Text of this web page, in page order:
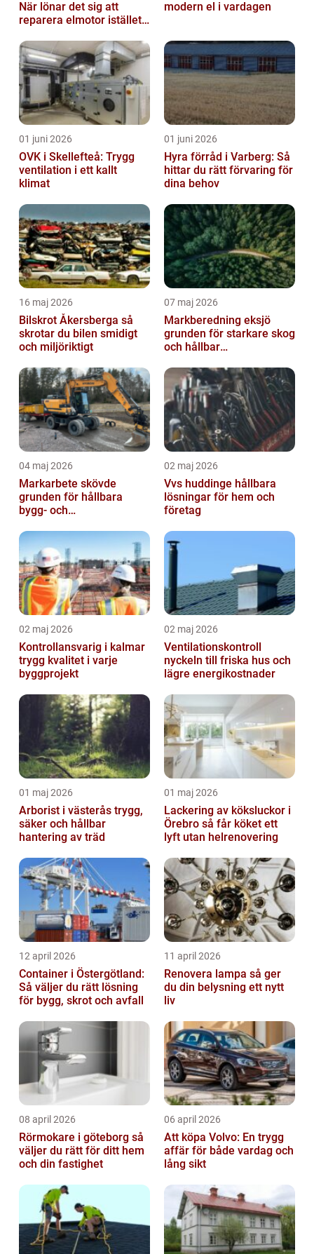
När lönar det sig att
reparera elmotor istället
modern el i vardagen
01 juni 2026
OVK i Skellefteå: Trygg
ventilation i ett kallt
klimat
01 juni 2026
Hyra förråd i Varberg: Så
hittar du rätt förvaring för
dina behov
16 maj 2026
Bilskrot Åkersberga så
skrotar du bilen smidigt
och miljöriktigt
07 maj 2026
Markberedning eksjö
grunden för starkare skog
och hållbar
04 maj 2026
Markarbete skövde
grunden för hållbara
bygg- och
02 maj 2026
Vvs huddinge hållbara
lösningar för hem och
företag
02 maj 2026
Kontrollansvarig i kalmar
trygg kvalitet i varje
byggprojekt
02 maj 2026
Ventilationskontroll
nyckeln till friska hus och
lägre energikostnader
01 maj 2026
Arborist i västerås trygg,
säker och hållbar
hantering av träd
01 maj 2026
Lackering av köksluckor i
Örebro så får köket ett
lyft utan helrenovering
12 april 2026
Container i Östergötland:
Så väljer du rätt lösning
för bygg, skrot och avfall
11 april 2026
Renovera lampa så ger
du din belysning ett nytt
liv
08 april 2026
Rörmokare i göteborg så
väljer du rätt för ditt hem
och din fastighet
06 april 2026
Att köpa Volvo: En trygg
affär för både vardag och
lång sikt